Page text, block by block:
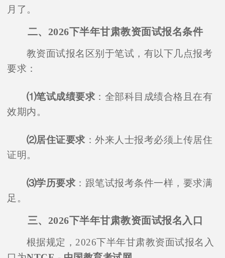
月了。
二、2026下半年甘肃教资面试报名条件
教资面试报名区别于笔试，有以下几点报考
要求：
⑴笔试成绩要求 ：全部科目成绩合格且在有
效期内。
⑵居住证要求 ：外来人士报考必须上传居住
证明。
⑶学历要求 ：跟笔试报考条件一样，要求满
足。
三、2026下半年甘肃教资面试报名入口
根据规定，2026下半年甘肃教资面试报名入